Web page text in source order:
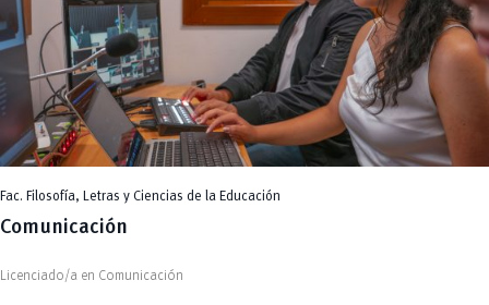
Fac. Filosofía, Letras y Ciencias de la Educación
Comunicación
Licenciado/a en Comunicación